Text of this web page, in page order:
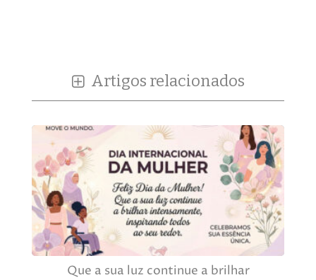
Artigos relacionados
Que a sua luz continue a brilhar